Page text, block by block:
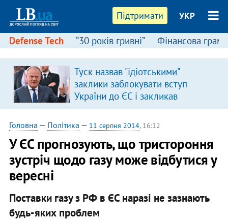
Підтримати УКР
Defense Tech “30 років гривні” Фінансова
Туск назвав "ідіотськими"
заклики заблокувати вступ
України до ЄС і закликав
припинити антиукраїнську
риторику
Головна — Політика — 11 серпня 2014, 16:12
У ЄС прогнозують, що тристороння
зустріч щодо газу може відбутися у
вересні
Поставки газу з РФ в ЄС наразі не зазнають
будь-яких проблем